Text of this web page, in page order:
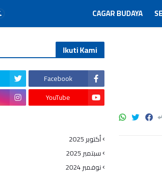
CAGAR BUDAYA
Ikuti Kami
Facebook
YouTube
أكتوبر 2025
سبتمبر 2025
نوفمبر 2024